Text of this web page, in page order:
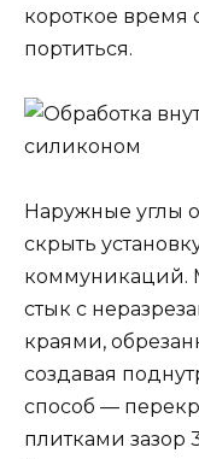
короткое время
портиться.
Наружные углы
скрыть
коммуникаций.
стык с
краями,
создавая
способ —
плитками зазор